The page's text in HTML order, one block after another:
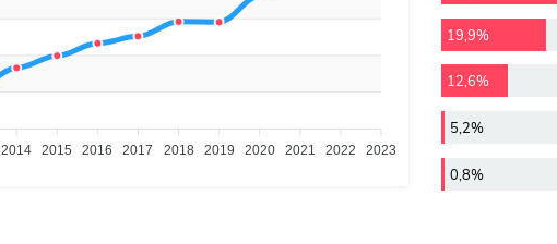
2014 2015 2016 2017 2018 2019 2020 2021 2022 2023
19,9%
12,6%
5,2%
0,8%